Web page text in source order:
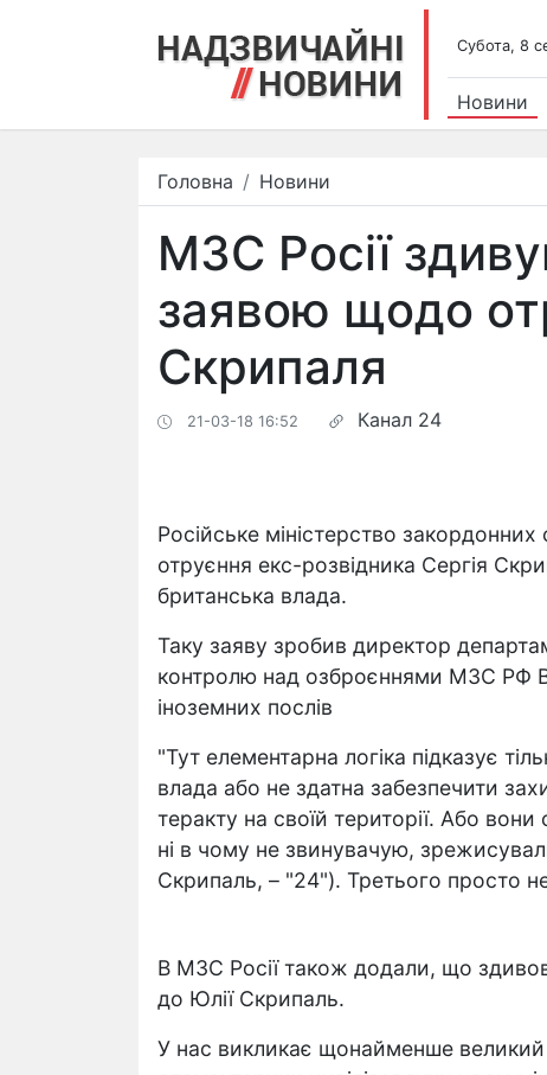
Субота, 8
Новини
Головна Новини
МЗС Росії
заявою щодо
Скрипаля
21-03-18 16:52 Канал 24
Російське міністерство
отруєння екс-розвідника Сергія
британська влада.
Таку заяву зробив директор
контролю над озброєннями МЗС РФ
іноземних послів
"Тут елементарна логіка підказує
влада або не здатна забезпечити
теракту на своїй території. Або
ні в чому не звинувачую,
Скрипаль, – "24"). Третього просто
В МЗС Росії також додали, що
до Юлії Скрипаль.
У нас викликає щонайменше